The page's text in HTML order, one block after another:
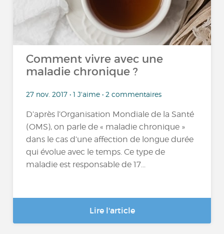
Comment vivre avec une
maladie chronique ?
27 nov. 2017 • 1 J'aime • 2 commentaires
D’après l’Organisation Mondiale de la Santé
(OMS), on parle de « maladie chronique »
dans le cas d’une affection de longue durée
qui évolue avec le temps. Ce type de
maladie est responsable de 17...
Lire l'article